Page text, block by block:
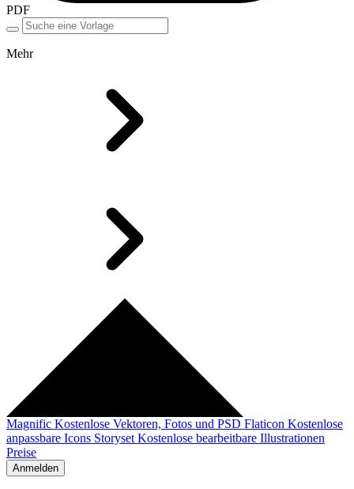
PDF
Mehr
Magnific Kostenlose Vektoren, Fotos und PSD Flaticon Kostenlose
anpassbare Icons Storyset Kostenlose bearbeitbare Illustrationen
Preise
Anmelden